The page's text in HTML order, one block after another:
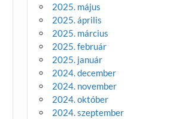
2025. május
2025. április
2025. március
2025. február
2025. január
2024. december
2024. november
2024. október
2024. szeptember